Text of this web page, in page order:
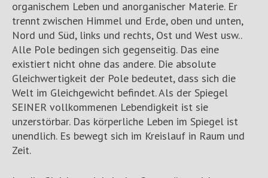
organischem Leben und anorganischer Materie. Er
trennt zwischen Himmel und Erde, oben und unten,
Nord und Süd, links und rechts, Ost und West usw..
Alle Pole bedingen sich gegenseitig. Das eine
existiert nicht ohne das andere. Die absolute
Gleichwertigkeit der Pole bedeutet, dass sich die
Welt im Gleichgewicht befindet. Als der Spiegel
SEINER vollkommenen Lebendigkeit ist sie
unzerstörbar. Das körperliche Leben im Spiegel ist
unendlich. Es bewegt sich im Kreislauf in Raum und
Zeit.